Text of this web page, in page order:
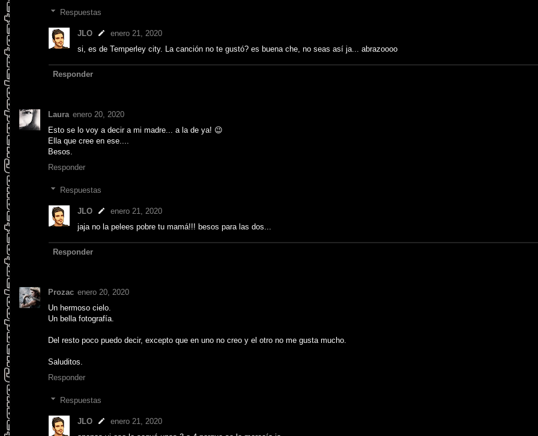
Respuestas
JLO
enero 21, 2020
si, es de Temperley city. La canción no te gustó? es buena che, no seas así ja... abrazoooo
Responder
Laura enero 20, 2020
Esto se lo voy a decir a mi madre... a la de ya! 😉
Ella que cree en ese....
Besos.
Responder
Respuestas
JLO
enero 21, 2020
jaja no la pelees pobre tu mamá!!! besos para las dos...
Responder
Prozac enero 20, 2020
Un hermoso cielo.
Un bella fotografía.
Del resto poco puedo decir, excepto que en uno no creo y el otro no me gusta mucho.
Saluditos.
Responder
Respuestas
JLO
enero 21, 2020